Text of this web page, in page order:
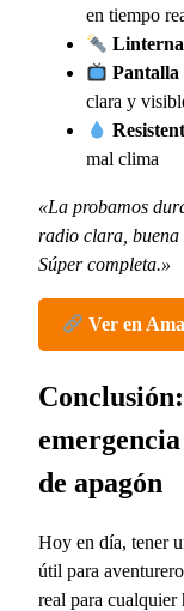
en tiempo
clara y
mal clima
«La probamos
radio clara, buena
Súper completa.»
Ver en
de apagón
Hoy en día, tener
útil para
real para cualquier